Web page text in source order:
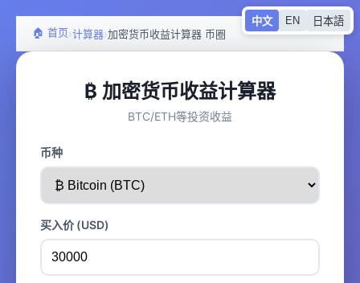
🏠 首页›计算器›加密货币收益计算器 币圈
中文 EN 日本語
₿ 加密货币收益计算器
BTC/ETH等投资收益
币种
买入价 (USD)